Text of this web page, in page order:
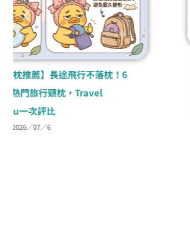
【2026電動刮鬍刀推薦】告別粗
紅！9款PTT/Dcard神級電鬍刀評
靈、飛利浦、國際牌一次看
賴床鴨鴨